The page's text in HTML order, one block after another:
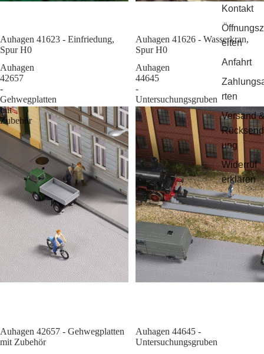
Kontakt
Öffnungsz
eiten
Anfahrt
rten
Versand
Rücksend
ung
Widerruf
erklären
Auhagen 41623 - Einfriedung,
Spur H0
Sale
Auhagen 41626 - Wasserkran,
Spur H0
Auhagen
42657
-
Gehwegplatten
mit
Zubehör
Auhagen 42657 - Gehwegplatten
mit Zubehör
Auhagen
44645
-
Untersuchungsgruben
Sale
Auhagen 44645 -
Untersuchungsgruben